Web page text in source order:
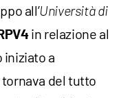
all’Università di
in relazione al
iniziato a
del tutto